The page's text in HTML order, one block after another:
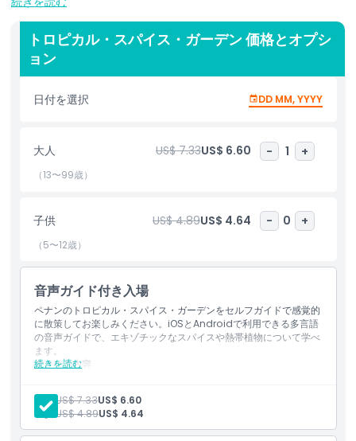
セルフガイドのオーディオツアーを選ぶことも、植物やその利用法
について興味深い話を共有してくれる専門家によるガイドツアーに
参加することもできます。散策中は自然の香りや景色、音を楽し
自然愛好家、歴史愛好家、あるいは単に静かなひとときを求めてい
物の不思議について学んだりするのに最適な場所です。
含まれるもの
子供／大人ポリシー
除外事項
注意事項
トロピカル・スパイス・ガーデン 価格とオプシ
ョン
日付を選択 DD MM, YYYY
大人 US$ 7.33US$ 6.60 - 1 +
（13〜99歳）
子供 US$ 4.89US$ 4.64 - 0 +
（5〜12歳）
音声ガイド付き入場
ペナンのトロピカル・スパイス・ガーデンをセルフガイドで感覚的
に散策してお楽しみください。iOSとAndroidで利用できる多言語
の音声ガイドで、エキゾチックなスパイスや熱帯植物について学べ
ます。
続きを読む
含まれる内容
香辛料や熱帯植物の間を巡るセルフガイドによる感覚散策。
Smart Guideアプリ（iOS と Android）経由の多言語オーデ
ィオガイドを含みます。
大人: US$ 7.33US$ 6.60
子供:
US$ 4.89US$ 4.64